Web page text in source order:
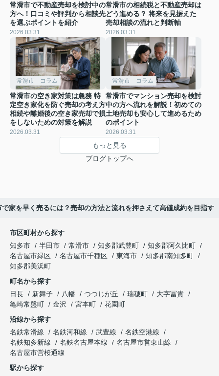
常滑市で不動産売却を検討中の
方へ！口コミや評判から相談先
を選ぶポイントを紹介
2026.03.31
常滑市の相続税と不動産売却は
どう進める？ 将来を見据えた
売却相談の流れと判断軸
2026.03.31
常滑市 コラム
常滑市の空き家対策は急務 特
定空き家化を防ぐ売却の考え方
相続や離婚後の空き家売却で損
をしないための対策を解説
2026.03.31
常滑市 コラム
常滑市でマンション売却を検討
中の方へ流れを解説！初めての
土地売却も安心して進めるため
のポイント
2026.03.31
もっと見る
ブログトップへ
で家を早く売るには？売却の方法と流れを押さえて高値成約を目指す
市区町村から探す
知多市
半田市 常滑市 知多郡武豊町
知多郡阿久比町
名古屋市緑区
名古屋市千種区 東海市
知多郡南知多町
知多郡美浜町
町名から探す
日長
新舞子 八幡 つつじが丘 瑞穂町
大字冨貴
亀崎常盤町
金沢 宮本町
花園町
沿線から探す
名鉄常滑線
名鉄河和線 武豊線
名鉄空港線
名鉄知多新線
名鉄名古屋本線
名古屋市営東山線
名古屋市営桜通線
駅から探す